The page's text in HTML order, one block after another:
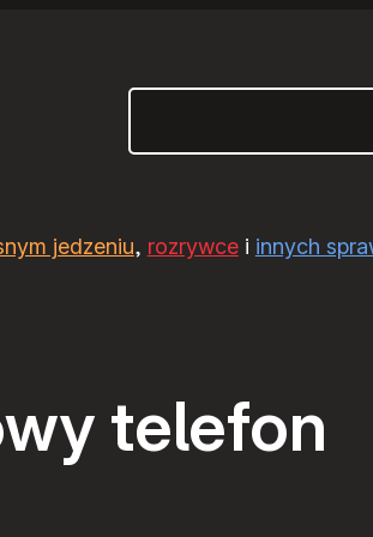
jedzeniu, rozrywcei innych
telefon